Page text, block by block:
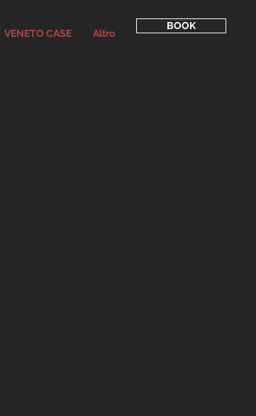
VENETO CASE Altro
BOOK